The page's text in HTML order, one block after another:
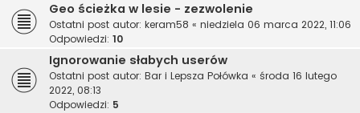
Geo ścieżka w lesie - zezwolenie
Ostatni post autor: keram58 « niedziela 06 marca 2022, 11:06
Odpowiedzi: 10
Ignorowanie słabych userów
Ostatni post autor: Bar i Lepsza Połówka « środa 16 lutego
2022, 08:13
Odpowiedzi: 5